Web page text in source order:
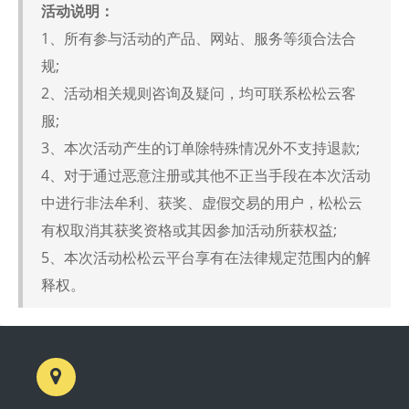
活动说明：
1、所有参与活动的产品、网站、服务等须合法合
规;
2、活动相关规则咨询及疑问，均可联系松松云客
服;
3、本次活动产生的订单除特殊情况外不支持退款;
4、对于通过恶意注册或其他不正当手段在本次活动
中进行非法牟利、获奖、虚假交易的用户，松松云
有权取消其获奖资格或其因参加活动所获权益;
5、本次活动松松云平台享有在法律规定范围内的解
释权。